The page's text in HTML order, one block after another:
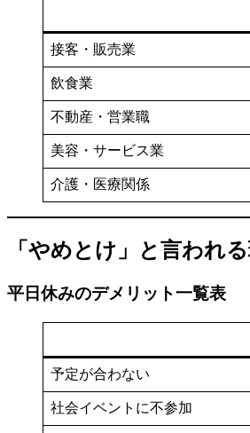
接客・販売業
飲食業
不動産・営業職
美容・サービス業
介護・医療関係
「やめとけ」と言われ
平日休みのデメリット一覧表
予定が合わない
社会イベントに不参加